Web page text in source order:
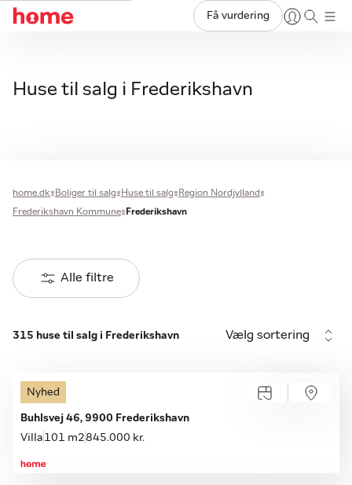
Få vurdering
Huse til salg i Frederikshavn
home.dk Boliger til salg Huse til salg
Region Nordjylland
Frederikshavn Kommune
Frederikshavn
Alle filtre
315 huse til salg i Frederikshavn Vælg sortering
Åbent hus med tilmelding
Nyhed
Buhlsvej 46, 9900 Frederikshavn
Villa 101 m2845.000 kr.